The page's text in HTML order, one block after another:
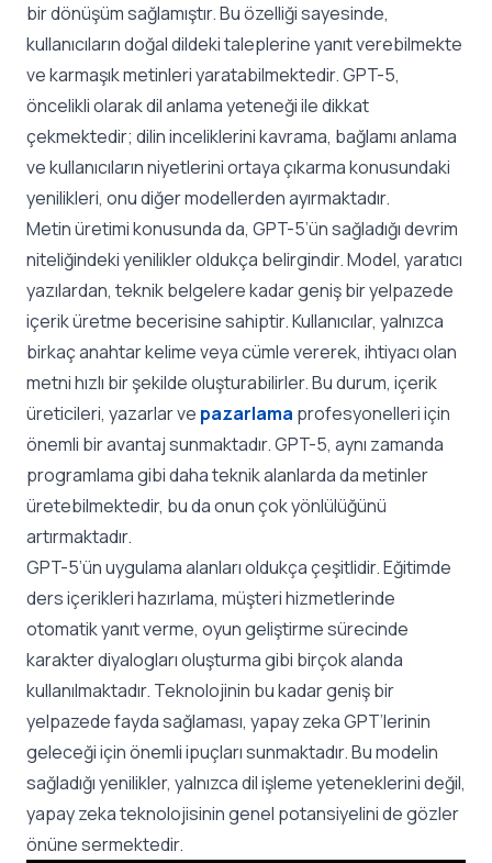
bir dönüşüm sağlamıştır. Bu özelliği sayesinde,
kullanıcıların doğal dildeki taleplerine yanıt verebilmekte
ve karmaşık metinleri yaratabilmektedir. GPT-5,
öncelikli olarak dil anlama yeteneği ile dikkat
çekmektedir; dilin inceliklerini kavrama, bağlamı anlama
ve kullanıcıların niyetlerini ortaya çıkarma konusundaki
yenilikleri, onu diğer modellerden ayırmaktadır.
Metin üretimi konusunda da, GPT-5’ün sağladığı devrim
niteliğindeki yenilikler oldukça belirgindir. Model, yaratıcı
yazılardan, teknik belgelere kadar geniş bir yelpazede
içerik üretme becerisine sahiptir. Kullanıcılar, yalnızca
birkaç anahtar kelime veya cümle vererek, ihtiyacı olan
metni hızlı bir şekilde oluşturabilirler. Bu durum, içerik
üreticileri, yazarlar ve pazarlama profesyonelleri için
önemli bir avantaj sunmaktadır. GPT-5, aynı zamanda
programlama gibi daha teknik alanlarda da metinler
üretebilmektedir, bu da onun çok yönlülüğünü
artırmaktadır.
GPT-5’ün uygulama alanları oldukça çeşitlidir. Eğitimde
ders içerikleri hazırlama, müşteri hizmetlerinde
otomatik yanıt verme, oyun geliştirme sürecinde
karakter diyalogları oluşturma gibi birçok alanda
kullanılmaktadır. Teknolojinin bu kadar geniş bir
yelpazede fayda sağlaması, yapay zeka GPT’lerinin
geleceği için önemli ipuçları sunmaktadır. Bu modelin
sağladığı yenilikler, yalnızca dil işleme yeteneklerini değil,
yapay zeka teknolojisinin genel potansiyelini de gözler
önüne sermektedir.